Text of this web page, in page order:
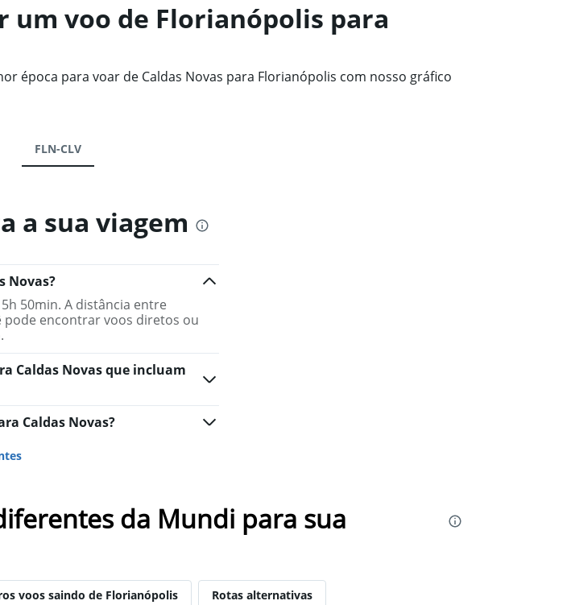
um voo de Florianópolis para
época para voar de Caldas Novas para Florianópolis com nosso gráfico
FLN-CLV
a sua viagem
Novas?
50min. A distância entre
pode encontrar voos diretos ou
Caldas Novas que incluam
Caldas Novas?
da Mundi para sua
voos saindo de Florianópolis Rotas alternativas